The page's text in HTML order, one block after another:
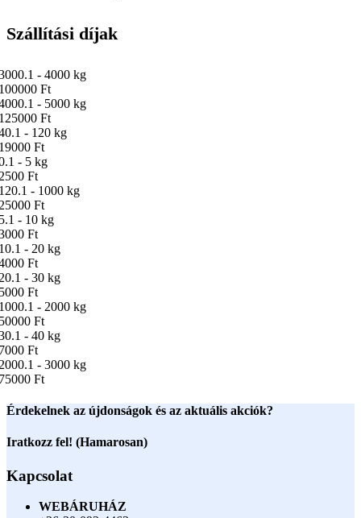
Szállítási díjak
- 4000 kg
Ft
- 5000 kg
Ft
- 120 kg
Ft
- 5 kg
Ft
- 1000 kg
Ft
- 10 kg
Ft
- 20 kg
Ft
- 30 kg
Ft
- 2000 kg
Ft
- 40 kg
Ft
- 3000 kg
Ft
Érdekelnek az újdonságok és az aktuális akciók?
Iratkozz fel! (Hamarosan)
Kapcsolat
WEBÁRUHÁZ